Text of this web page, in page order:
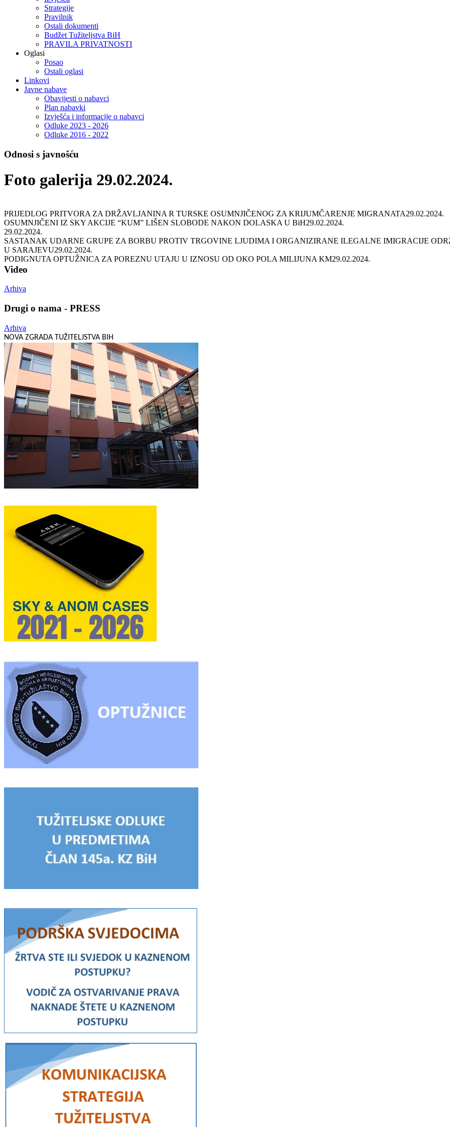
Strategije
Pravilnik
Ostali dokumenti
Budžet Tužiteljstva BiH
PRAVILA PRIVATNOSTI
Oglasi
Posao
Ostali oglasi
Linkovi
Javne nabave
Obavijesti o nabavci
Plan nabavki
Izvješća i informacije o nabavci
Odluke 2023 - 2026
Odluke 2016 - 2022
Odnosi s javnošću
Foto galerija 29.02.2024.
PRIJEDLOG PRITVORA ZA DRŽAVLJANINA R TURSKE OSUMNJIČENOG ZA KRIJUMČARENJE MIGRANATA29.02.2024.
OSUMNJIČENI IZ SKY AKCIJE “KUM” LIŠEN SLOBODE NAKON DOLASKA U BiH29.02.2024.
29.02.2024.
SASTANAK UDARNE GRUPE ZA BORBU PROTIV TRGOVINE LJUDIMA I ORGANIZIRANE ILEGALNE IMIGRACIJE
U SARAJEVU29.02.2024.
PODIGNUTA OPTUŽNICA ZA POREZNU UTAJU U IZNOSU OD OKO POLA MILIJUNA KM29.02.2024.
Video
Arhiva
Drugi o nama - PRESS
Arhiva
NOVA ZGRADA TUŽITELJSTVA BIH